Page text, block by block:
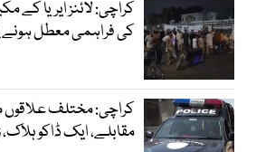
کی فراہمی معطل ہونے
مقابلے، ایک ڈاکو ہلاک،